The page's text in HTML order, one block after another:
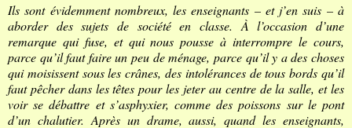
Ils sont évidemment nombreux, les enseignants – et j’en suis – à
aborder des sujets de société en classe. À l’occasion d’une
remarque qui fuse, et qui nous pousse à interrompre le cours,
parce qu’il faut faire un peu de ménage, parce qu’il y a des choses
qui moisissent sous les crânes, des intolérances de tous bords qu’il
faut pêcher dans les têtes pour les jeter au centre de la salle, et les
voir se débattre et s’asphyxier, comme des poissons sur le pont
d’un chalutier. Après un drame, aussi, quand les enseignants,